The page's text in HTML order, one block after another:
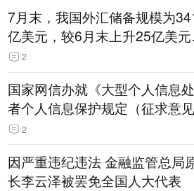
7月末，我国外汇储备规模为
亿美元，较6月末上升25亿美
升幅为0.07%
2
国家网信办就《大型个人信息
者个人信息保护规定（征求意见
稿）》公开征求意见
2
因严重违纪违法 金融监管总局
长李云泽被罢免全国人大代表